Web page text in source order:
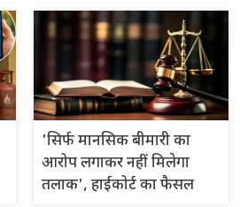
'सिर्फ मानसिक बीमारी का
आरोप लगाकर नहीं मिलेगा
तलाक', हाईकोर्ट का फैसल